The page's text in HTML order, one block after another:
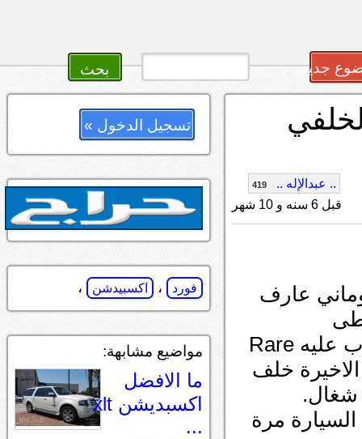
جديد
.. عبدالإله .. 419
قبل 6 سنه و 10 شهر
عارف
ازرار المكيف اوتوماتيك وفيه ضغاط مكتوب عليه Rare
خلف
شغال.
مرة
تسجيل الدخول »
فورد ، اكسبيدشن ،
مواضيع مشابهة:
ما الافضل
اكسبديشن xlt
...